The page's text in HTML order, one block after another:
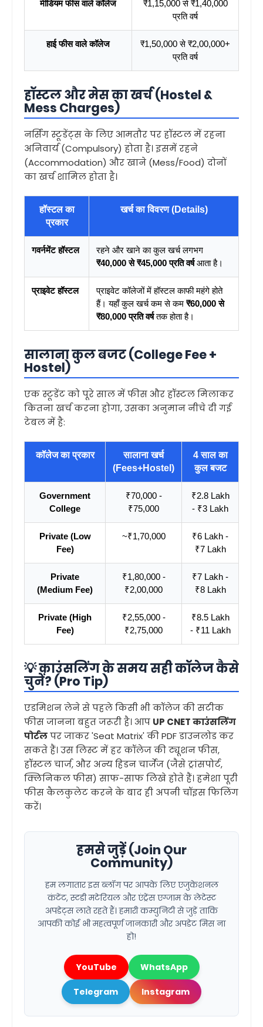
मीडियम फीस वाले कॉलेज
₹1,15,000 से ₹1,40,000
प्रति वर्ष
हाई फीस वाले कॉलेज
₹1,50,000 से ₹2,00,000+
प्रति वर्ष
हॉस्टल और मेस का खर्च (Hostel &
Mess Charges)
नर्सिंग स्टूडेंट्स के लिए आमतौर पर हॉस्टल में रहना
अनिवार्य (Compulsory) होता है। इसमें रहने
(Accommodation) और खाने (Mess/Food) दोनों
का खर्च शामिल होता है।
हॉस्टल का
प्रकार
खर्च का विवरण (Details)
गवर्नमेंट हॉस्टल
रहने और खाने का कुल खर्च लगभग
₹40,000 से ₹45,000 प्रति वर्षआता है।
प्राइवेट हॉस्टल
प्राइवेट कॉलेजों में हॉस्टल काफी महंगे होते
हैं। यहाँ कुल खर्च कम से कम ₹60,000 से
₹80,000 प्रति वर्षतक होता है।
सालाना कुल बजट (College Fee +
Hostel)
एक स्टूडेंट को पूरे साल में फीस और हॉस्टल मिलाकर
कितना खर्च करना होगा, उसका अनुमान नीचे दी गई
टेबल में है:
कॉलेज का प्रकार
सालाना खर्च
(Fees+Hostel)
4 साल का
कुल बजट
Government
College
₹70,000 -
₹75,000
₹2.8 Lakh
- ₹3 Lakh
Private (Low
Fee)
~₹1,70,000
₹6 Lakh -
₹7 Lakh
Private
(Medium Fee)
₹1,80,000 -
₹2,00,000
₹7 Lakh -
₹8 Lakh
Private (High
Fee)
₹2,55,000 -
₹2,75,000
₹8.5 Lakh
- ₹11 Lakh
💡 काउंसलिंग के समय सही कॉलेज कैसे
चुनें? (Pro Tip)
एडमिशन लेने से पहले किसी भी कॉलेज की सटीक
फीस जानना बहुत जरूरी है। आप UP CNET काउंसलिंग
पोर्टलपर जाकर 'Seat Matrix' की PDF डाउनलोड कर
सकते हैं। उस लिस्ट में हर कॉलेज की ट्यूशन फीस,
हॉस्टल चार्ज, और अन्य हिडन चार्जेज (जैसे ट्रांसपोर्ट,
क्लिनिकल फीस) साफ-साफ लिखे होते हैं। हमेशा पूरी
फीस कैलकुलेट करने के बाद ही अपनी चॉइस फिलिंग
करें।
हमसे जुड़ें (Join Our
Community)
हम लगातार इस ब्लॉग पर आपके लिए एजुकेशनल
कंटेंट, स्टडी मटेरियल और एंट्रेंस एग्जाम के लेटेस्ट
अपडेट्स लाते रहते हैं। हमारी कम्युनिटी से जुड़ें ताकि
आपकी कोई भी महत्वपूर्ण जानकारी और अपडेट मिस ना
हो!
YouTube WhatsApp
Telegram Instagram